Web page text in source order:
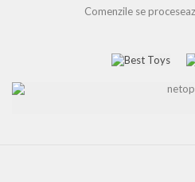
Comenzile se